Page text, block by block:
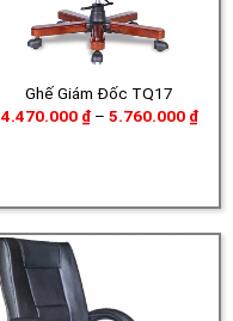
Ghế Giám Đốc TQ17
4.470.000 ₫ – 5.760.000 ₫
giá: